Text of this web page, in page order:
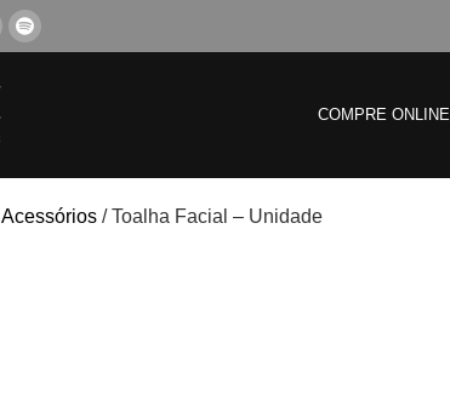
COMPRE ONLINE
Acessórios / Toalha Facial – Unidade